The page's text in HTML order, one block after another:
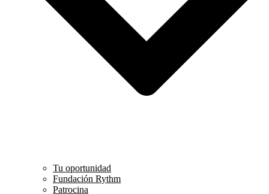
Tu oportunidad
Fundación Rythm
Patrocina